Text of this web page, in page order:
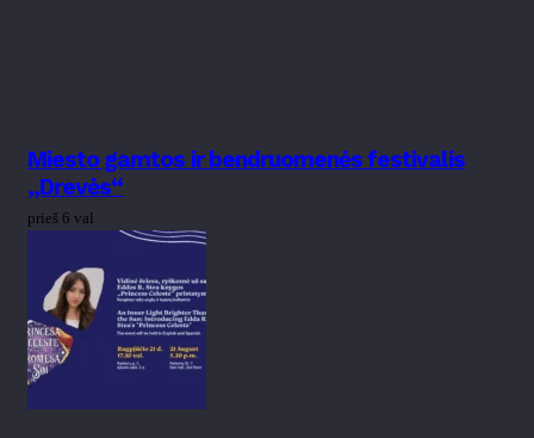
Miesto gamtos ir bendruomenės festivalis
„Drevės“
prieš 6 val